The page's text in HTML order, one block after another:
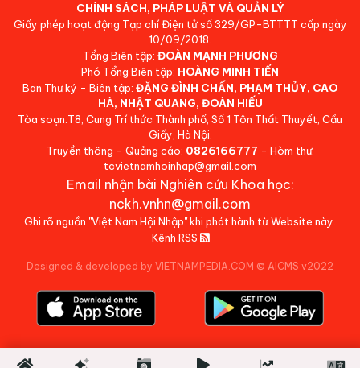
CHÍNH SÁCH, PHÁP LUẬT VÀ QUẢN LÝ
Giấy phép hoạt động Tạp chí Điện tử số 329/GP-BTTTT cấp ngày
10/09/2018.
Tổng Biên tập: ĐOÀN MẠNH PHƯƠNG
Phó Tổng Biên tập: HOÀNG MINH TIẾN
Ban Thư ký - Biên tập: ĐẶNG ĐÌNH CHẤN, PHẠM THỦY, CAO
HÀ, NHẬT QUANG, ĐOÀN HIẾU
Tòa soạn:T8, Cung Trí thức Thành phố, Số 1 Tôn Thất Thuyết, Cầu
Giấy, Hà Nội.
Truyền thông - Quảng cáo: 0826166777 - Hòm thư:
tcvietnamhoinhap@gmail.com
Email nhận bài Nghiên cứu Khoa học:
nckh.vnhn@gmail.com
Ghi rõ nguồn "Việt Nam Hội Nhập" khi phát hành từ Website này.
Kênh RSS
Designed & developed by VIETNAMPEDIA.COM © AICMS v2022